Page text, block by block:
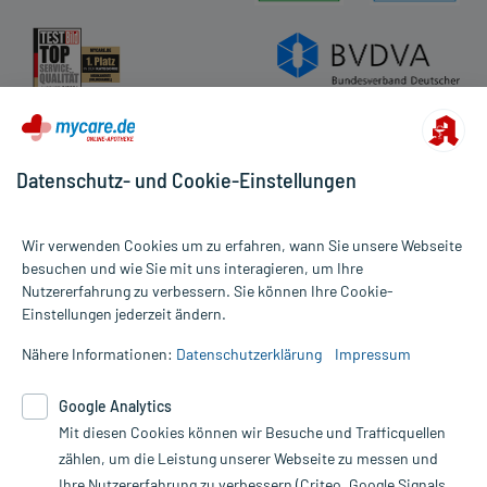
Alle Preise gelten inkl. MwSt., ggf. zzgl. Versandkosten
Informationen auf dieser Website werden ausschließlich für
die Untersuchung und Behandlung durch einen Arzt. Bitte
Therapien eingeleitet werden können. | Diese Webseite benutzt
Google Analytics. Lesen Sie bitte dazu die wichtigen Hinweise in
unserer Datenschutzerklärung. Für den Widerruf einer Bestellung
nutzen Sie das Formular:
Datenschutz- und Cookie-Einstellungen
Wir verwenden Cookies um zu erfahren, wann Sie unsere Webseite
besuchen und wie Sie mit uns interagieren, um Ihre
Nutzererfahrung zu verbessern. Sie können Ihre Cookie-
Einstellungen jederzeit ändern.
Nähere Informationen: Datenschutzerklärung Impressum
Google Analytics
Mit diesen Cookies können wir Besuche und Trafficquellen
zählen, um die Leistung unserer Webseite zu messen und